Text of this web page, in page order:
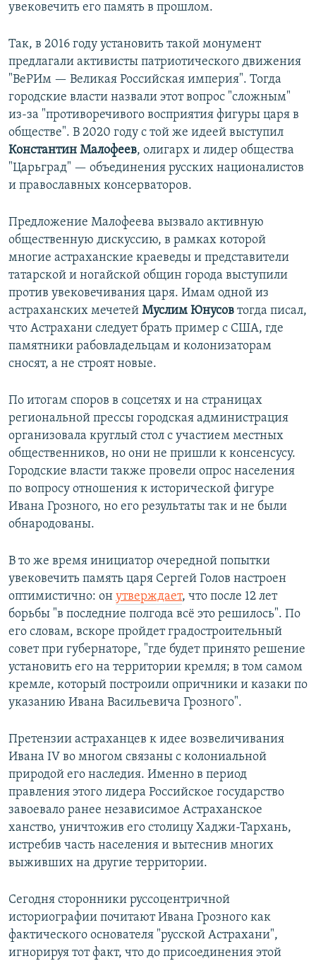
увековечить его память в прошлом.
Так, в 2016 году установить такой монумент
предлагали активисты патриотического движения
"ВеРИм — Великая Российская империя". Тогда
городские власти назвали этот вопрос "сложным"
из-за "противоречивого восприятия фигуры царя в
обществе". В 2020 году с той же идеей выступил
Константин Малофеев, олигарх и лидер общества
"Царьград" — объединения русских националистов
и православных консерваторов.
Предложение Малофеева вызвало активную
общественную дискуссию, в рамках которой
многие астраханские краеведы и представители
татарской и ногайской общин города выступили
против увековечивания царя. Имам одной из
астраханских мечетей Муслим Юнусов тогда писал,
что Астрахани следует брать пример с США, где
памятники рабовладельцам и колонизаторам
сносят, а не строят новые.
По итогам споров в соцсетях и на страницах
региональной прессы городская администрация
организовала круглый стол с участием местных
общественников, но они не пришли к консенсусу.
Городские власти также провели опрос населения
по вопросу отношения к исторической фигуре
Ивана Грозного, но его результаты так и не были
обнародованы.
В то же время инициатор очередной попытки
увековечить память царя Сергей Голов настроен
оптимистично: он утверждает, что после 12 лет
борьбы "в последние полгода всё это решилось". По
его словам, вскоре пройдет градостроительный
совет при губернаторе, "где будет принято решение
установить его на территории кремля; в том самом
кремле, который построили опричники и казаки по
указанию Ивана Васильевича Грозного".
Претензии астраханцев к идее возвеличивания
Ивана IV во многом связаны с колониальной
природой его наследия. Именно в период
правления этого лидера Российское государство
завоевало ранее независимое Астраханское
ханство, уничтожив его столицу Хаджи-Тархань,
истребив часть населения и вытеснив многих
выживших на другие территории.
Сегодня сторонники руссоцентричной
историографии почитают Ивана Грозного как
фактического основателя "русской Астрахани",
игнорируя тот факт, что до присоединения этой